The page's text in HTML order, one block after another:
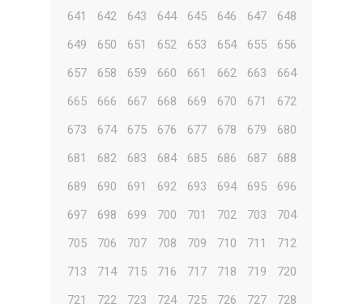
641
642 643 644 645 646 647
648
649
650 651 652 653 654 655
656
657
658 659 660 661 662 663
664
665
666 667 668 669 670 671
672
673
674 675 676 677 678 679
680
681
682 683 684 685 686 687
688
689
690 691 692 693 694 695
696
697
698 699 700 701 702 703
704
705
706 707 708 709 710 711
712
713
714 715 716 717 718 719
720
721
722 723 724 725 726 727 728